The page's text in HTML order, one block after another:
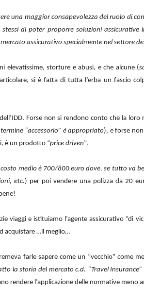
una maggior consapevolezza del ruolo di
di poter proporre soluzioni
assicurativo specialmente nel settore
elevatissime, storture e abusi, e che alcune (
si è fatta di tutta l’erba un fascio
Forse non si rendono conto che la loro
“accessorio” è appropriato), e forse
è un prodotto “price driven”.
costo medio è 700/800 euro dove, se tutto va
etc.) per poi vendere una polizza da 20
viaggi e istituiamo l’agente assicurativo “di
acquistare …il meglio…
farle sapere come un “vecchio” come
la storia del mercato c.d. “Travel Insurance”
rendere l’applicazione delle normative meno